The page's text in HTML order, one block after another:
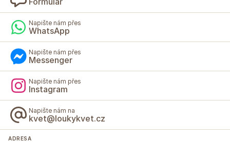
Napište nám přes
WhatsApp
Napište nám přes
Messenger
Napište nám přes
Instagram
Napište nám na
kvet@loukykvet.cz
ADRESA